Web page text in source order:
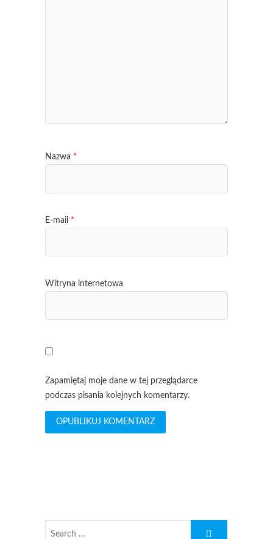
Nazwa *
E-mail *
Witryna internetowa
Zapamiętaj moje dane w tej przeglądarce
podczas pisania kolejnych komentarzy.